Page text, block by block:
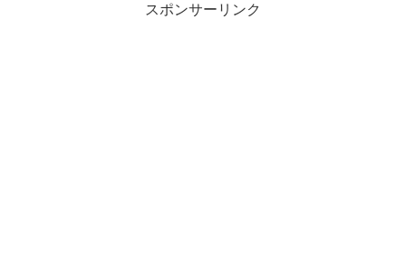
スポンサーリンク